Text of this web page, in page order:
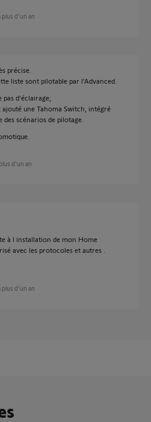
plus d'un an
précise.
liste sont pilotable par l'Advanced.
pas d'éclairage;
une Tahoma Switch, intégré
scénarios de pilotage.
d'un an
à l installation de mon Home
avec les protocoles et autres .
plus d'un an